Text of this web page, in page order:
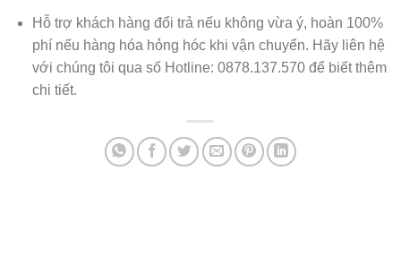
Hỗ trợ khách hàng đổi trả nếu không vừa ý, hoàn 100%
phí nếu hàng hóa hỏng hóc khi vận chuyển. Hãy liên hệ
với chúng tôi qua số Hotline: 0878.137.570 để biết thêm
chi tiết.